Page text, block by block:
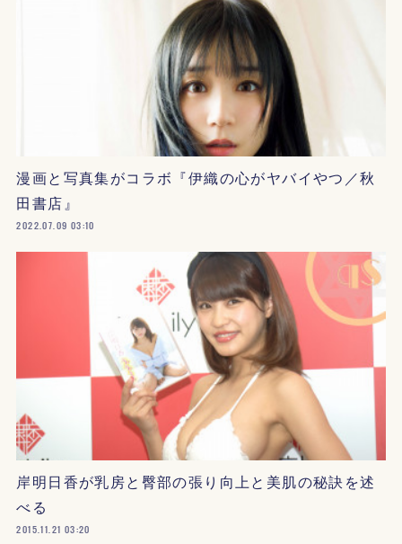
漫画と写真集がコラボ『伊織の心がヤバイやつ／秋
田書店』
2022.07.09 03:10
岸明日香が乳房と臀部の張り向上と美肌の秘訣を述
べる
2015.11.21 03:20